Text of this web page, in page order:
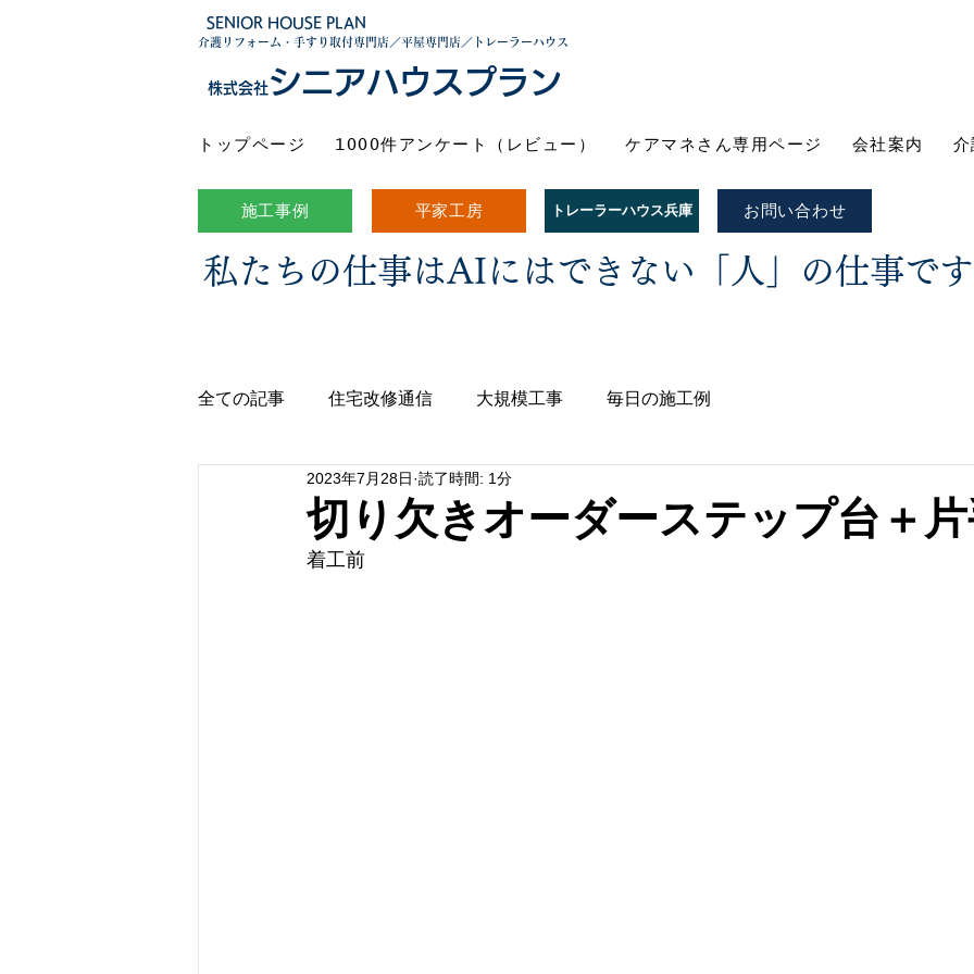
SENIOR HOUSE PLAN
介護リフォーム・手すり取付専門店／平屋専門店／トレーラーハウス
株式会社シニアハウスプラン
トップページ 1000件アンケート（レビュー） ケアマネさん専用ページ 会社案内 介
施工事例 平家工房 トレーラーハウス兵庫 お問い合わせ
私たちの仕事はAIにはできない「人」の仕事で
全ての記事 住宅改修通信 大規模工事 毎日の施工例
切り欠きオーダーステップ台＋
2023年7月28日 読了時間: 1分
着工前